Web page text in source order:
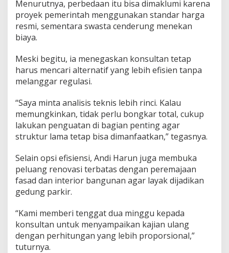
Menurutnya, perbedaan itu bisa dimaklumi karena
proyek pemerintah menggunakan standar harga
resmi, sementara swasta cenderung menekan
biaya.
Meski begitu, ia menegaskan konsultan tetap
harus mencari alternatif yang lebih efisien tanpa
melanggar regulasi.
“Saya minta analisis teknis lebih rinci. Kalau
memungkinkan, tidak perlu bongkar total, cukup
lakukan penguatan di bagian penting agar
struktur lama tetap bisa dimanfaatkan,” tegasnya.
Selain opsi efisiensi, Andi Harun juga membuka
peluang renovasi terbatas dengan peremajaan
fasad dan interior bangunan agar layak dijadikan
gedung parkir.
“Kami memberi tenggat dua minggu kepada
konsultan untuk menyampaikan kajian ulang
dengan perhitungan yang lebih proporsional,”
tuturnya.